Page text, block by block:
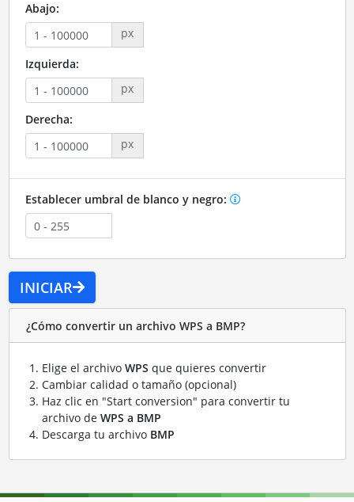
Abajo:
px
Izquierda:
px
Derecha:
px
Establecer umbral de blanco y negro:
INICIAR
¿Cómo convertir un archivo WPS a BMP?
Elige el archivo WPS que quieres convertir
Cambiar calidad o tamaño (opcional)
Haz clic en "Start conversion" para convertir tu
archivo de WPS a BMP
Descarga tu archivo BMP